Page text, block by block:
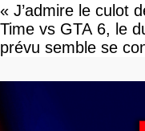
« J’admire le culot
Time vs GTA 6, le
prévu semble se